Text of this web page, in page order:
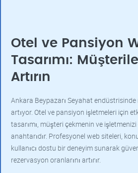
Otel ve Pansiyon
Tasarımı:
Artırın
Ankara Beypazarı Seyahat
artıyor. Otel ve pansiyon işletmeleri için
tasarımı, müşteri çekmenin ve işletmenizi
anahtarıdır. Profesyonel web siteleri,
kullanıcı dostu bir deneyim sunarak
rezervasyon oranlarını artırır.